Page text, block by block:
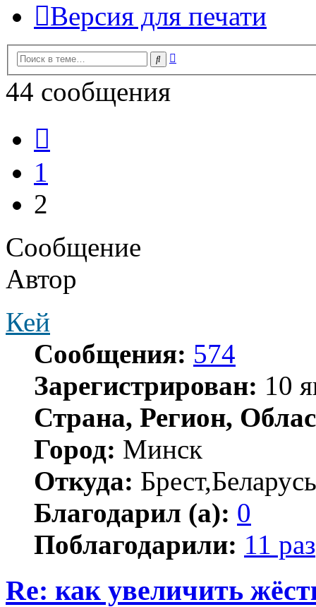
Версия для печати
Поиск
44 сообщения
1
2
Сообщение
Автор
Кей
Сообщения: 574
Зарегистрирован: 10
Страна, Регион,
Город: Минск
Откуда: Брест,Беларусь
Благодарил (а): 0
Поблагодарили: 11 раз
Re: как увеличить